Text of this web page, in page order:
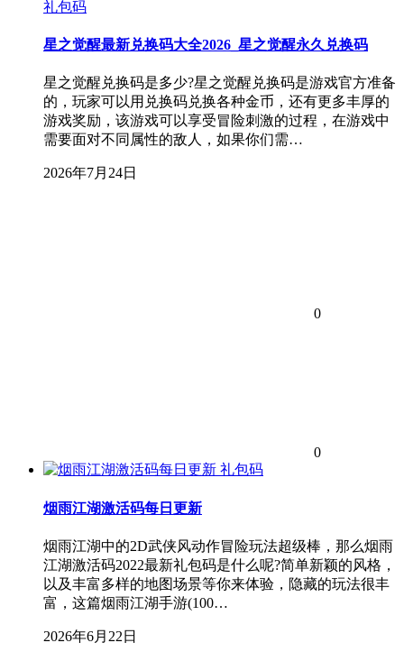
礼包码
星之觉醒最新兑换码大全2026_星之觉醒永久兑换码
星之觉醒兑换码是多少?星之觉醒兑换码是游戏官方准备
的，玩家可以用兑换码兑换各种金币，还有更多丰厚的
游戏奖励，该游戏可以享受冒险刺激的过程，在游戏中
需要面对不同属性的敌人，如果你们需…
2026年7月24日
0
0
礼包码
烟雨江湖激活码每日更新
烟雨江湖中的2D武侠风动作冒险玩法超级棒，那么烟雨
江湖激活码2022最新礼包码是什么呢?简单新颖的风格，
以及丰富多样的地图场景等你来体验，隐藏的玩法很丰
富，这篇烟雨江湖手游(100…
2026年6月22日